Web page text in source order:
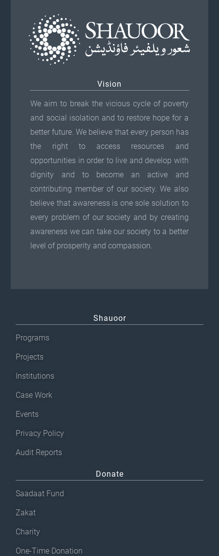
Vision
We aim to break the vicious cycle of poverty
and social isolation and to restore hope for a
better future. We believe that every person has
the right to access resources and
opportunities in order to live and develop with
dignity and to become an active and
contributing member of our society. We also
believe that awareness is one sole solution to
every problem of our society and by creating
awareness we can take our society to a better
level of prosperity and compassion.
Shauoor
Programs
Projects
Institutions
Case Work
Events
Privacy Policy
Audit Reports
Donate
Saadaat Fund
Zakat
Charity
One-Time Donation